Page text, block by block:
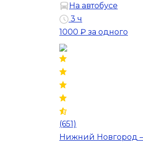
На автобусе
3 ч
1000 ₽ за одного
(651)
Нижний Новгород